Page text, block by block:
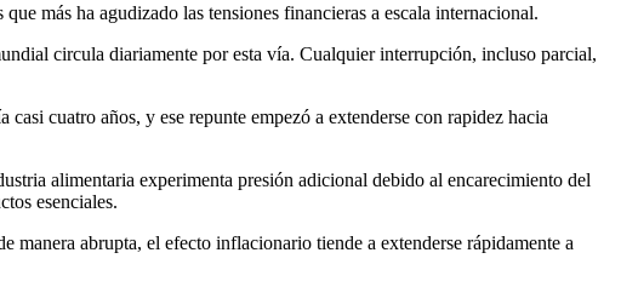
más ha agudizado las tensiones financieras a escala internacional.
circula diariamente por esta vía. Cualquier interrupción, incluso parcial,
cuatro años, y ese repunte empezó a extenderse con rapidez hacia
alimentaria experimenta presión adicional debido al encarecimiento del
esenciales.
manera abrupta, el efecto inflacionario tiende a extenderse rápidamente a